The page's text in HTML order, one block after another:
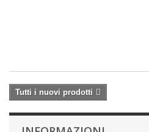
Tutti i nuovi prodotti